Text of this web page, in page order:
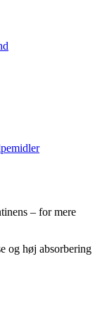
– for mere
og høj absorbering